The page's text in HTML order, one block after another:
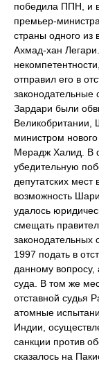
победила ППН, и в
премьер-
страны одного
Ахмад-хан
отправил его в
законодательные
Зардари были
Великобритании,
министром
Мерадж Халид. В
убедительную
депутатских
возможность
удалось
смещать
законодательных
1997 подать в
данному вопросу,
суда. В том же
отставной судья
атомные
Индии,
санкции против
сказалось на